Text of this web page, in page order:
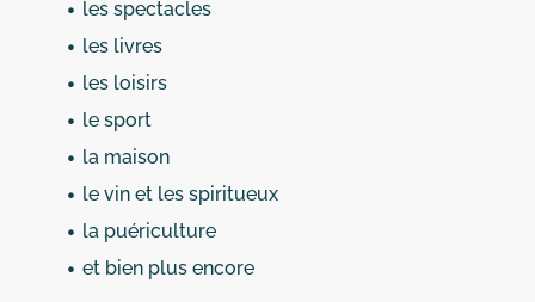
les spectacles
les livres
les loisirs
le sport
la maison
le vin et les spiritueux
la puériculture
et bien plus encore